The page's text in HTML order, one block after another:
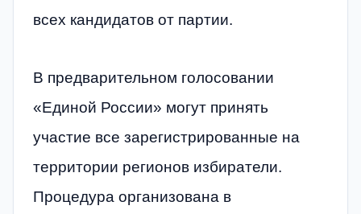
всех кандидатов от партии.
В предварительном голосовании
«Единой России» могут принять
участие все зарегистрированные на
территории регионов избиратели.
Процедура организована в